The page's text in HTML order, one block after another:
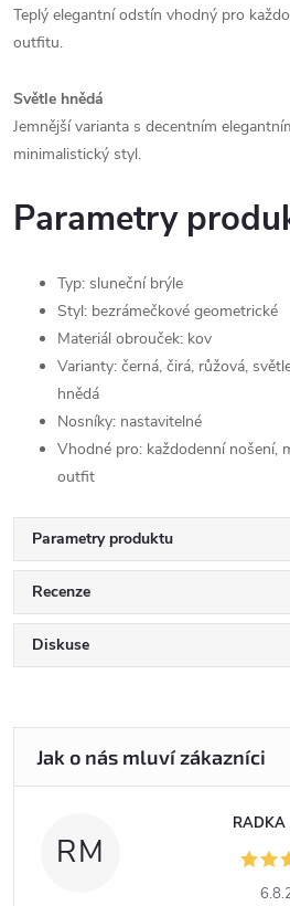
Teplý elegantní odstín vhodný pro
outfitu.
Světle hnědá
Jemnější varianta s decentním
minimalistický styl.
Parametry
Typ: sluneční brýle
Styl: bezrámečkové geometrické
Materiál obrouček: kov
Varianty: černá, čirá, růžová,
hnědá
Nosníky: nastavitelné
Vhodné pro: každodenní nošení,
outfit
Parametry produktu
Recenze
Diskuse
RM
RADKA